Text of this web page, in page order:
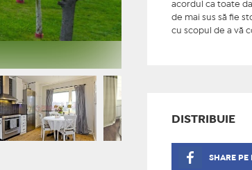
acordul ca toate
de mai sus să fie
cu scopul de a vă
DISTRIBUIE
SHARE PE